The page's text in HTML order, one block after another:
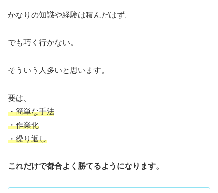
かなりの知識や経験は積んだはず。
でも巧く行かない。
そういう人多いと思います。
要は、
・簡単な手法
・作業化
・繰り返し
これだけで都合よく勝てるようになります。